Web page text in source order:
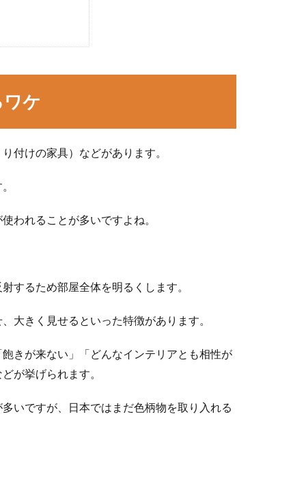
ケ
付けの家具）などがあります。
われることが多いですよね。
するため部屋全体を明るくします。
大きく見せるといった特徴があります。
きが来ない」「どんなインテリアとも相性が
が挙げられます。
いですが、日本ではまだ色柄物を取り入れる